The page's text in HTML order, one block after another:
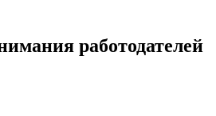
работодателей